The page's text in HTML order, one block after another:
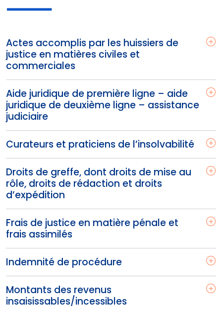
Actes accomplis par les huissiers de
justice en matières civiles et
commerciales
Aide juridique de première ligne – aide
juridique de deuxième ligne – assistance
judiciaire
Curateurs et praticiens de l’insolvabilité
Droits de greffe, dont droits de mise au
rôle, droits de rédaction et droits
d’expédition
Frais de justice en matière pénale et
frais assimilés
Indemnité de procédure
Montants des revenus
insaisissables/incessibles